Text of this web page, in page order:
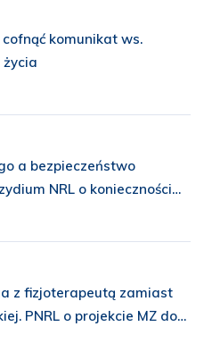
cofnąć komunikat ws.
życia
a bezpieczeństwo
NRL o konieczności
z fizjoterapeutą zamiast
PNRL o projekcie MZ dot.
medycznej